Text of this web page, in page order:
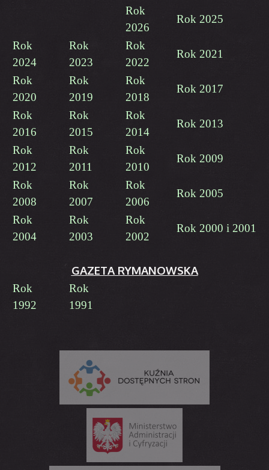
Rok
2026
Rok 2025
Rok
2024
Rok
2023
Rok
2022
Rok 2021
Rok
2020
Rok
2019
Rok
2018
Rok 2017
Rok
2016
Rok
2015
Rok
2014
Rok 2013
Rok
2012
Rok
2011
Rok
2010
Rok 2009
Rok
2008
Rok
2007
Rok
2006
Rok 2005
Rok
2004
Rok
2003
Rok
2002
Rok 2000 i 2001
GAZETA RYMANOWSKA
Rok
1992
Rok
1991